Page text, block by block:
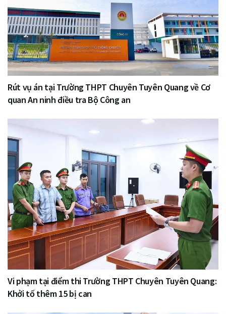
Rút vụ án tại Trường THPT Chuyên Tuyên Quang về Cơ
quan An ninh điều tra Bộ Công an
Vi phạm tại điểm thi Trường THPT Chuyên Tuyên Quang:
Khởi tố thêm 15 bị can